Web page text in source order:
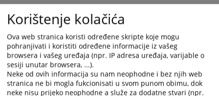
Korištenje kolačića
Ova web stranica koristi određene skripte koje mogu
pohranjivati i koristiti određene informacije iz vašeg
browsera i vašeg uređaja (npr. IP adresa uređaja, varijable o
sesiji unutar browsera, ...).
Neke od ovih informacija su nam neophodne i bez njih web
stranica ne bi mogla fukcionisati u svom punom obimu, dok
neke nisu prijeko neophodne a služe za dodatne stvari (npr.